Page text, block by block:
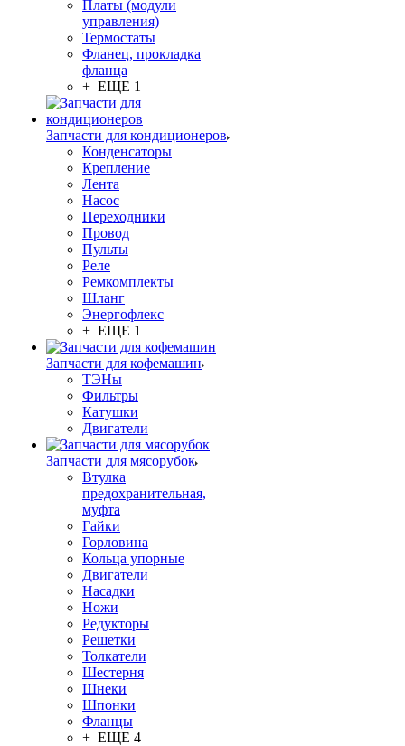
Платы (модули
управления)
Термостаты
Фланец, прокладка
фланца
+ ЕЩЕ 1
Запчасти для кондиционеров
Конденсаторы
Крепление
Лента
Насос
Переходники
Провод
Пульты
Реле
Ремкомплекты
Шланг
Энергофлекс
+ ЕЩЕ 1
Запчасти для кофемашин
ТЭНы
Фильтры
Катушки
Двигатели
Запчасти для мясорубок
Втулка
предохранительная,
муфта
Гайки
Горловина
Кольца упорные
Двигатели
Насадки
Ножи
Редукторы
Решетки
Толкатели
Шестерня
Шнеки
Шпонки
Фланцы
+ ЕЩЕ 4